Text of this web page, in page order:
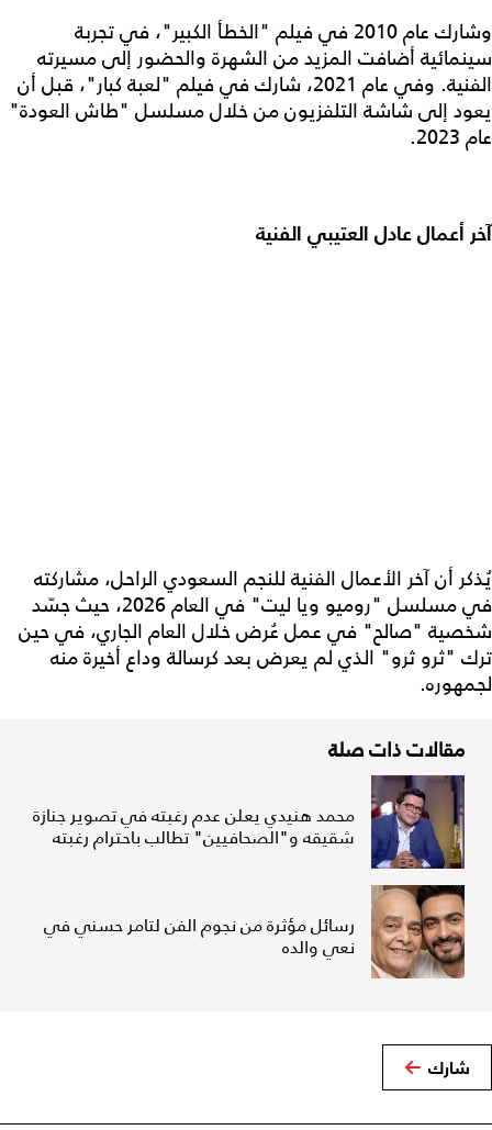
وشارك عام 2010 في فيلم "الخطأ الكبير"، في تجربة
سينمائية أضافت المزيد من الشهرة والحضور إلى مسيرته
الفنية. وفي عام 2021، شارك في فيلم "لعبة كبار"، قبل أن
يعود إلى شاشة التلفزيون من خلال مسلسل "طاش العودة"
عام 2023.
آخر أعمال عادل العتيبي الفنية
يُذكر أن آخر الأعمال الفنية للنجم السعودي الراحل، مشاركته
في مسلسل "روميو ويا ليت" في العام 2026، حيث جسّد
شخصية "صالح" في عمل عُرض خلال العام الجاري، في حين
ترك "ثرو ثرو" الذي لم يعرض بعد كرسالة وداع أخيرة منه
لجمهوره.
مقالات ذات صلة
محمد هنيدي يعلن عدم رغبته في تصوير جنازة
شقيقه و"الصحافيين" تطالب باحترام رغبته
رسائل مؤثرة من نجوم الفن لتامر حسني في
نعي والده
شارك